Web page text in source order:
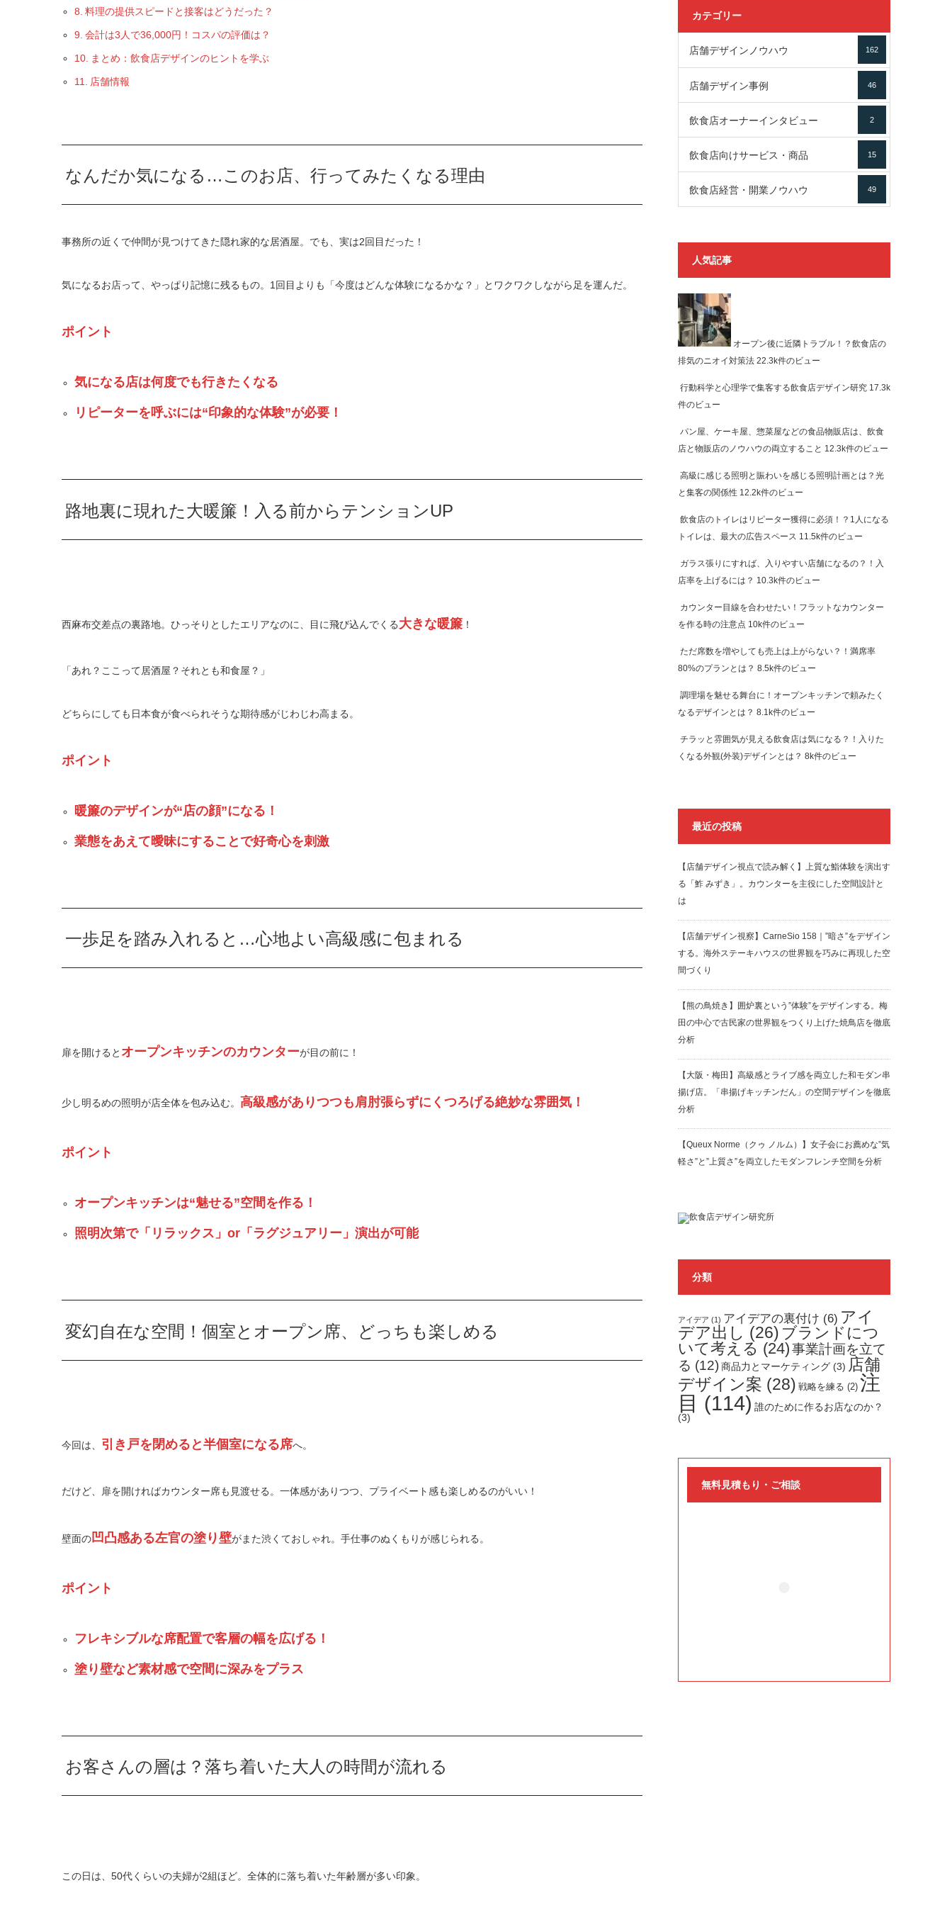
料理の提供スピードと接客はどうだった？
会計は3人で36,000円！コスパの評価は？
まとめ：飲食店デザインのヒントを学ぶ
店舗情報
なんだか気になる…このお店、行ってみたくなる理由
事務所の近くで仲間が見つけてきた隠れ家的な居酒屋。でも、実は2回目だった！
気になるお店って、やっぱり記憶に残るもの。1回目よりも「今度はどんな体験になるかな？」とワクワクしながら足を運んだ。
ポイント
気になる店は何度でも行きたくなる
リピーターを呼ぶには“印象的な体験”が必要！
路地裏に現れた大暖簾！入る前からテンションUP
西麻布交差点の裏路地。ひっそりとしたエリアなのに、目に飛び込んでくる大きな暖簾 ！
「あれ？ここって居酒屋？それとも和食屋？」
どちらにしても日本食が食べられそうな期待感がじわじわ高まる。
ポイント
暖簾のデザインが“店の顔”になる！
業態をあえて曖昧にすることで好奇心を刺激
一歩足を踏み入れると…心地よい高級感に包まれる
扉を開けると オープンキッチンのカウンターが目の前に！
少し明るめの照明が店全体を包み込む。 高級感がありつつも肩肘張らずにくつろげる絶妙な雰囲気！
ポイント
オープンキッチンは“魅せる”空間を作る！
照明次第で「リラックス」or「ラグジュアリー」演出が可能
変幻自在な空間！個室とオープン席、どっちも楽しめる
今回は、 引き戸を閉めると半個室になる席へ。
だけど、扉を開ければカウンター席も見渡せる。一体感がありつつ、プライベート感も楽しめるのがいい！
壁面の凹凸感ある左官の塗り壁がまた渋くておしゃれ。手仕事のぬくもりが感じられる。
ポイント
フレキシブルな席配置で客層の幅を広げる！
塗り壁など素材感で空間に深みをプラス
お客さんの層は？落ち着いた大人の時間が流れる
この日は、50代くらいの夫婦が2組ほど。全体的に落ち着いた年齢層が多い印象。
カテゴリー
店舗デザインノウハウ 162
店舗デザイン事例 46
飲食店オーナーインタビュー 2
飲食店向けサービス・商品 15
飲食店経営・開業ノウハウ 49
人気記事
オープン後に近隣トラブル！？飲食店の
排気のニオイ対策法 22.3k件のビュー
行動科学と心理学で集客する飲食店デザイン研究 17.3k
件のビュー
パン屋、ケーキ屋、惣菜屋などの食品物販店は、飲食
店と物販店のノウハウの両立すること 12.3k件のビュー
高級に感じる照明と賑わいを感じる照明計画とは？光
と集客の関係性 12.2k件のビュー
飲食店のトイレはリピーター獲得に必須！？1人になる
トイレは、最大の広告スペース 11.5k件のビュー
ガラス張りにすれば、入りやすい店舗になるの？！入
店率を上げるには？ 10.3k件のビュー
カウンター目線を合わせたい！フラットなカウンター
を作る時の注意点 10k件のビュー
ただ席数を増やしても売上は上がらない？！満席率
80%のプランとは？ 8.5k件のビュー
調理場を魅せる舞台に！オープンキッチンで頼みたく
なるデザインとは？ 8.1k件のビュー
チラッと雰囲気が見える飲食店は気になる？！入りた
くなる外観(外装)デザインとは？ 8k件のビュー
最近の投稿
【店舗デザイン視点で読み解く】上質な鮨体験を演出す
る「鮓 みずき」。カウンターを主役にした空間設計と
は
【店舗デザイン視察】CarneSio 158｜”暗さ”をデザイン
する。海外ステーキハウスの世界観を巧みに再現した空
間づくり
【熊の鳥焼き】囲炉裏という”体験”をデザインする。梅
田の中心で古民家の世界観をつくり上げた焼鳥店を徹底
分析
【大阪・梅田】高級感とライブ感を両立した和モダン串
揚げ店。「串揚げキッチンだん」の空間デザインを徹底
分析
【Queux Norme（クゥ ノルム）】女子会にお薦めな”気
軽さ”と”上質さ”を両立したモダンフレンチ空間を分析
分類
アイデア (1) アイデアの裏付け (6) アイ
デア出し (26) ブランドにつ
いて考える (24)事業計画を立て
る (12)商品力とマーケティング (3) 店舗
デザイン案 (28) 戦略を練る (2) 注
目 (114) 誰のために作るお店なのか？
(3)
無料見積もり・ご相談